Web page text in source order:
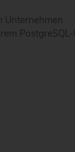
Unternehmen